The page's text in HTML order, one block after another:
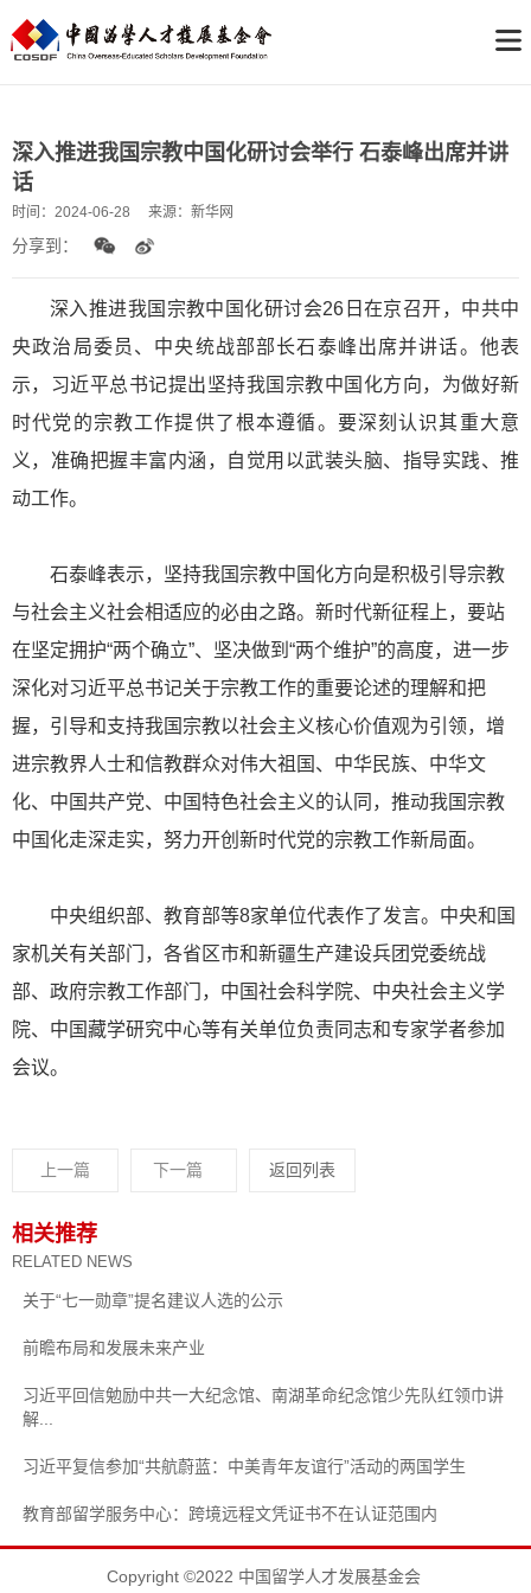
深入推进我国宗教中国化研讨会举行 石泰峰出席并讲
话
时间： 2024-06-28 来源： 新华网
分享到：
深入推进我国宗教中国化研讨会26日在京召开，中共中
央政治局委员、中央统战部部长石泰峰出席并讲话。他表
示，习近平总书记提出坚持我国宗教中国化方向，为做好新
时代党的宗教工作提供了根本遵循。要深刻认识其重大意
义，准确把握丰富内涵，自觉用以武装头脑、指导实践、推
动工作。
石泰峰表示，坚持我国宗教中国化方向是积极引导宗教
与社会主义社会相适应的必由之路。新时代新征程上，要站
在坚定拥护“两个确立”、坚决做到“两个维护”的高度，进一步
深化对习近平总书记关于宗教工作的重要论述的理解和把
握，引导和支持我国宗教以社会主义核心价值观为引领，增
进宗教界人士和信教群众对伟大祖国、中华民族、中华文
化、中国共产党、中国特色社会主义的认同，推动我国宗教
中国化走深走实，努力开创新时代党的宗教工作新局面。
中央组织部、教育部等8家单位代表作了发言。中央和国
家机关有关部门，各省区市和新疆生产建设兵团党委统战
部、政府宗教工作部门，中国社会科学院、中央社会主义学
院、中国藏学研究中心等有关单位负责同志和专家学者参加
会议。
上一篇 下一篇 返回列表
相关推荐
RELATED NEWS
关于“七一勋章”提名建议人选的公示
前瞻布局和发展未来产业
习近平回信勉励中共一大纪念馆、南湖革命纪念馆少先队红领巾讲
解...
习近平复信参加“共航蔚蓝：中美青年友谊行”活动的两国学生
教育部留学服务中心：跨境远程文凭证书不在认证范围内
Copyright ©2022 中国留学人才发展基金会